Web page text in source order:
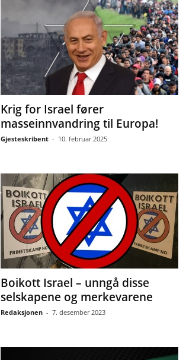
Krig for Israel fører
masseinnvandring til Europa!
Gjesteskribent - 10. februar 2025
Boikott Israel – unngå disse
selskapene og merkevarene
Redaksjonen - 7. desember 2023